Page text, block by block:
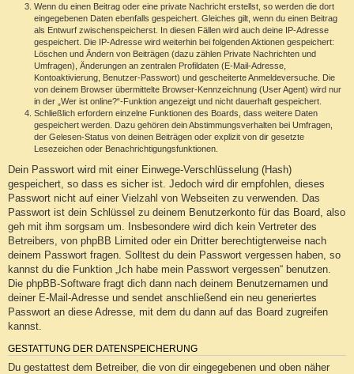
Wenn du einen Beitrag oder eine private Nachricht erstellst, so werden die dort
eingegebenen Daten ebenfalls gespeichert. Gleiches gilt, wenn du einen Beitrag
als Entwurf zwischenspeicherst. In diesen Fällen wird auch deine IP-Adresse
gespeichert. Die IP-Adresse wird weiterhin bei folgenden Aktionen gespeichert:
Löschen und Ändern von Beiträgen (dazu zählen Private Nachrichten und
Umfragen), Änderungen an zentralen Profildaten (E-Mail-Adresse,
Kontoaktivierung, Benutzer-Passwort) und gescheiterte Anmeldeversuche. Die
von deinem Browser übermittelte Browser-Kennzeichnung (User Agent) wird nur
in der „Wer ist online?“-Funktion angezeigt und nicht dauerhaft gespeichert.
Schließlich erfordern einzelne Funktionen des Boards, dass weitere Daten
gespeichert werden. Dazu gehören dein Abstimmungsverhalten bei Umfragen,
der Gelesen-Status von deinen Beiträgen oder explizit von dir gesetzte
Lesezeichen oder Benachrichtigungsfunktionen.
Dein Passwort wird mit einer Einwege-Verschlüsselung (Hash)
gespeichert, so dass es sicher ist. Jedoch wird dir empfohlen, dieses
Passwort nicht auf einer Vielzahl von Webseiten zu verwenden. Das
Passwort ist dein Schlüssel zu deinem Benutzerkonto für das Board, also
geh mit ihm sorgsam um. Insbesondere wird dich kein Vertreter des
Betreibers, von phpBB Limited oder ein Dritter berechtigterweise nach
deinem Passwort fragen. Solltest du dein Passwort vergessen haben, so
kannst du die Funktion „Ich habe mein Passwort vergessen“ benutzen.
Die phpBB-Software fragt dich dann nach deinem Benutzernamen und
deiner E-Mail-Adresse und sendet anschließend ein neu generiertes
Passwort an diese Adresse, mit dem du dann auf das Board zugreifen
kannst.
GESTATTUNG DER DATENSPEICHERUNG
Du gestattest dem Betreiber, die von dir eingegebenen und oben näher